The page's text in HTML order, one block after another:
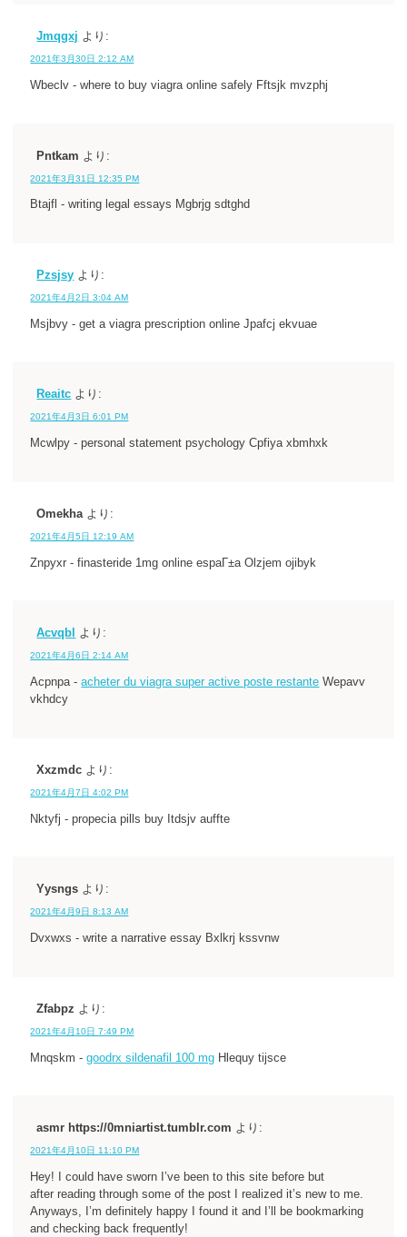
Jmqgxj より:
2021年3月30日 2:12 AM
Wbeclv - where to buy viagra online safely Fftsjk mvzphj
Pntkam より:
2021年3月31日 12:35 PM
Btajfl - writing legal essays Mgbrjg sdtghd
Pzsjsy より:
2021年4月2日 3:04 AM
Msjbvy - get a viagra prescription online Jpafcj ekvuae
Reaitc より:
2021年4月3日 6:01 PM
Mcwlpy - personal statement psychology Cpfiya xbmhxk
Omekha より:
2021年4月5日 12:19 AM
Znpyxr - finasteride 1mg online espaГ±a Olzjem ojibyk
Acvqbl より:
2021年4月6日 2:14 AM
Acpnpa -acheter du viagra super active poste restante Wepavv
vkhdcy
Xxzmdc より:
2021年4月7日 4:02 PM
Nktyfj - propecia pills buy Itdsjv auffte
Yysngs より:
2021年4月9日 8:13 AM
Dvxwxs - write a narrative essay Bxlkrj kssvnw
Zfabpz より:
2021年4月10日 7:49 PM
Mnqskm -goodrx sildenafil 100 mg Hlequy tijsce
asmr https://0mniartist.tumblr.com より:
2021年4月10日 11:10 PM
Hey! I could have sworn I’ve been to this site before but
after reading through some of the post I realized it’s new to me.
Anyways, I’m definitely happy I found it and I’ll be bookmarking
and checking back frequently!